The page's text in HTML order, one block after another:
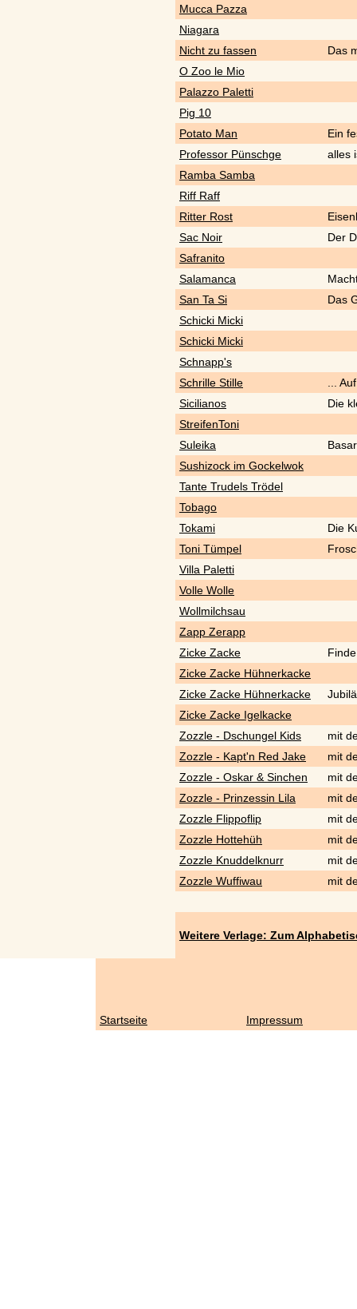
Mucca Pazza
Niagara
Nicht zu fassen
Das
O Zoo le Mio
Palazzo Paletti
Pig 10
Potato Man
Ein
Professor Pünschge
alles
Ramba Samba
Riff Raff
Ritter Rost
Sac Noir
Der
Safranito
Salamanca
San Ta Si
Das
Schicki Micki
Schicki Micki
Schnapp's
Schrille Stille
...
Sicilianos
Die
StreifenToni
Suleika
Sushizock im Gockelwok
Tante Trudels Trödel
Tobago
Tokami
Die
Toni Tümpel
Villa Paletti
Volle Wolle
Wollmilchsau
Zapp Zerapp
Zicke Zacke
Zicke Zacke Hühnerkacke
Zicke Zacke Hühnerkacke
Zicke Zacke Igelkacke
Zozzle - Dschungel Kids
mit
Zozzle - Kapt'n Red Jake
mit
Zozzle - Oskar & Sinchen
mit
Zozzle - Prinzessin Lila
mit
Zozzle Flippoflip
mit
Zozzle Hottehüh
mit
Zozzle Knuddelknurr
mit
Zozzle Wuffiwau
mit
Weitere Verlage: Zum
Startseite Impressum